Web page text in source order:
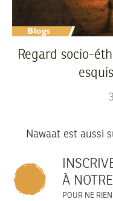
Regard socio-
Nawaat est aussi
À
POUR NE